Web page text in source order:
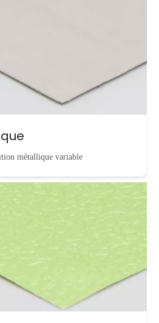
métallique variable